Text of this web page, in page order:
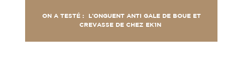
ON A TESTÉ : L’ONGUENT ANTI GALE DE BOUE ET
CREVASSE DE CHEZ EK1N